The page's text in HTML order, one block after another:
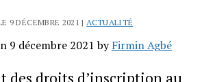
9 DÉCEMBRE 2021 | ACTUALITÉ
9 décembre 2021 byFirmin Agbé
des droits d’inscription au